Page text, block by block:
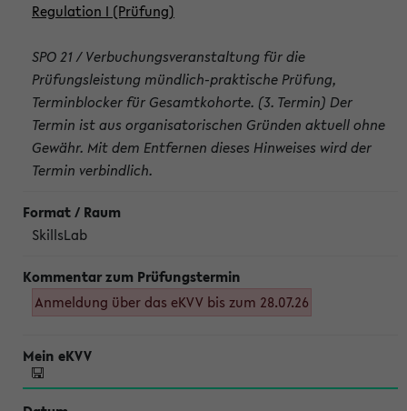
Regulation I (Prüfung)
SPO 21 / Verbuchungsveranstaltung für die
Prüfungsleistung mündlich-praktische Prüfung,
Terminblocker für Gesamtkohorte. (3. Termin) Der
Termin ist aus organisatorischen Gründen aktuell ohne
Gewähr. Mit dem Entfernen dieses Hinweises wird der
Termin verbindlich.
SkillsLab
Anmeldung über das eKVV bis zum 28.07.26